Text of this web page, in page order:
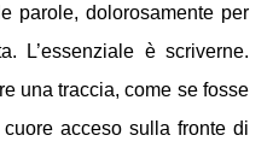
parole, dolorosamente per
L’essenziale è scriverne.
una traccia, come se fosse
acceso sulla fronte di